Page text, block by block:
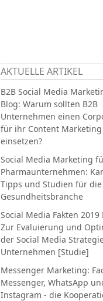
AKTUELLE ARTIKEL
B2B Social Media
Blog: Warum sollten B2B
Unternehmen einen
für ihr Content Marketing
einsetzen?
Social Media Marketing
Pharmaunternehmen:
Tipps und Studien für die
Gesundheitsbranche
Social Media Fakten 2019
Zur Evaluierung und
der Social Media
Unternehmen [Studie]
Messenger Marketing:
Messenger, WhatsApp
Instagram - die